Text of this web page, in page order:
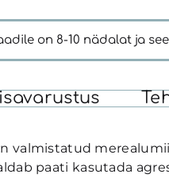
on 8-10 nädalat ja
paati kasutada